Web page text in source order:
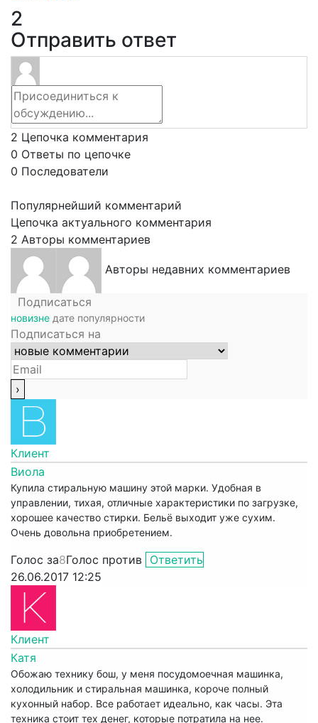
2
Отправить ответ
2 Цепочка комментария
0 Ответы по цепочке
0 Последователи
Популярнейший комментарий
Цепочка актуального комментария
2 Авторы комментариев
Авторы недавних комментариев
Подписаться
новизне дате популярности
Подписаться на
Клиент
Виола
Купила стиральную машину этой марки. Удобная в
управлении, тихая, отличные характеристики по загрузке,
хорошее качество стирки. Бельё выходит уже сухим.
Очень довольна приобретением.
Голос за8Голос против Ответить
26.06.2017 12:25
Клиент
Катя
Обожаю технику бош, у меня посудомоечная машинка,
холодильник и стиральная машинка, короче полный
кухонный набор. Все работает идеально, как часы. Эта
техника стоит тех денег, которые потратила на нее.